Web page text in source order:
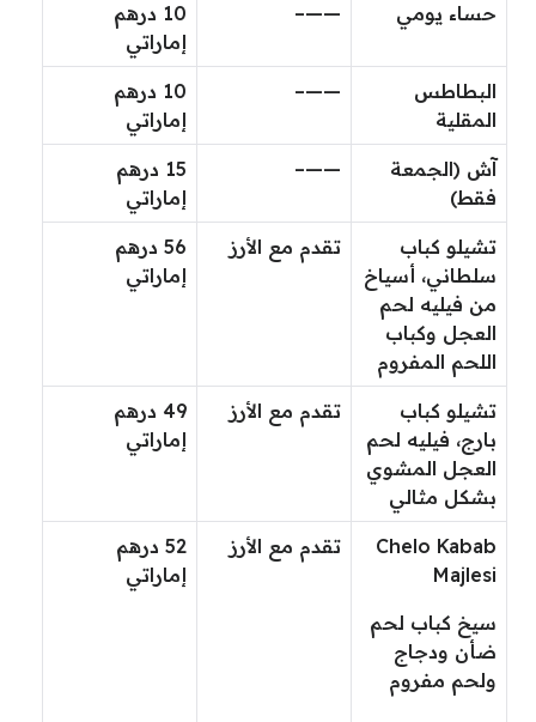
حساء يومي ——–
10 درهم
إماراتي
البطاطس
المقلية
——–
10 درهم
إماراتي
آش (الجمعة
فقط)
——–
15 درهم
إماراتي
تشيلو كباب
سلطاني، أسياخ
من فيليه لحم
العجل وكباب
اللحم المفروم
تقدم مع الأرز
56 درهم
إماراتي
تشيلو كباب
بارج، فيليه لحم
العجل المشوي
بشكل مثالي
تقدم مع الأرز
49 درهم
إماراتي
Chelo Kabab
Majlesi‏
سيخ كباب لحم
ضأن ودجاج
ولحم مفروم
تقدم مع الأرز
52 درهم
إماراتي